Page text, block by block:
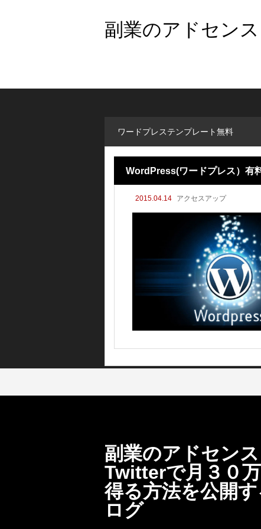
副業のアドセン
ワードプレステンプレート無料
WordPress(ワードプレス）有
2015.04.14 アクセスアップ
副業のアドセンス
Twitterで月３０
得る方法を公開
ログ